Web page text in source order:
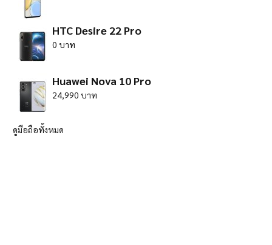
HTC Desire 22 Pro
0 บาท
Huawei Nova 10 Pro
24,990 บาท
ดูมือถือทั้งหมด